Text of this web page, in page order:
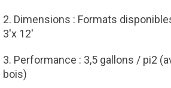
Dimensions : Formats
3'x 12'
Performance : 3,5 gallons / pi2
bois)